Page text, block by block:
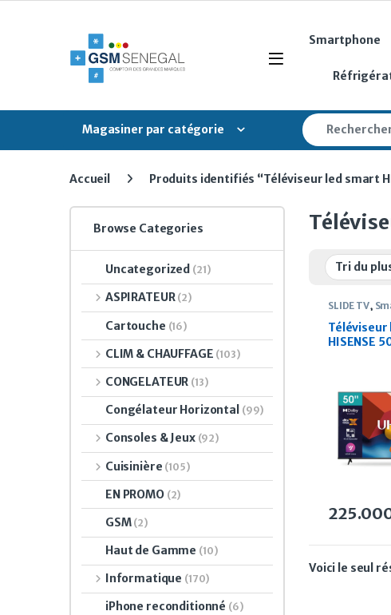
Open
Smartphone
Magasiner par catégorie
Search for:
Accueil Produits identifiés “Téléviseur led smart
SLIDE TV,
HISENSE
Voici le seul
Browse Categories
Uncategorized (21)
ASPIRATEUR (2)
Cartouche (16)
CLIM & CHAUFFAGE (103)
CONGELATEUR (13)
Congélateur Horizontal (99)
Consoles & Jeux (92)
Cuisinière (105)
EN PROMO (2)
GSM (2)
Haut de Gamme (10)
Informatique (170)
iPhone reconditionné (6)